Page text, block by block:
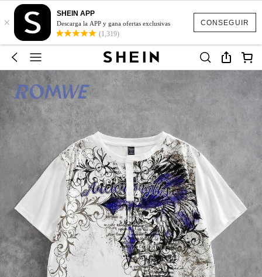
CONSEGUIR
×
SHEIN APP
Descarga la APP y gana ofertas exclusivas
(1,319)